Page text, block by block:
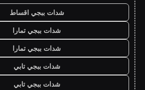
شدات ببجي اقساط
شدات ببجي تمارا
شدات ببجي تمارا
شدات ببجي تابي
شدات ببجي تابي